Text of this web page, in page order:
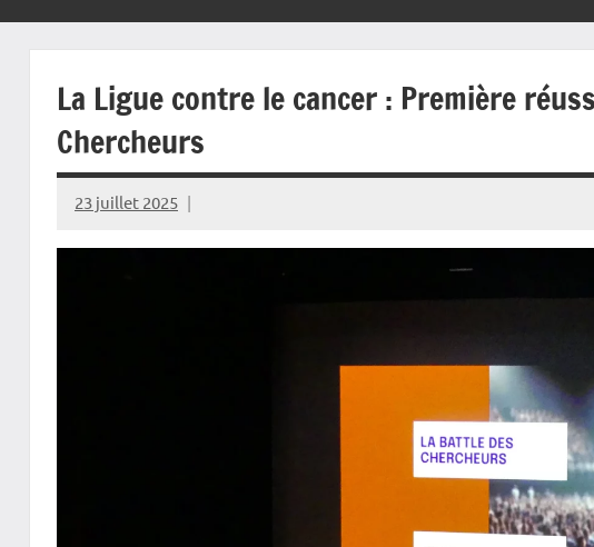
La Ligue contre le cancer : Première
Chercheurs
23 juillet 2025
Rédaction
JRS